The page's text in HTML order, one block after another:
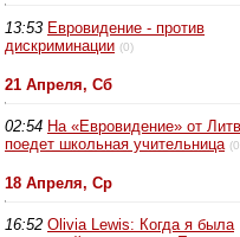
13:53 Евровидение - против
дискриминации (0)
21 Апреля, Сб
02:54 На «Евровидение» от
поедет школьная учительница
18 Апреля, Ср
16:52 Olivia Lewis: Когда я была